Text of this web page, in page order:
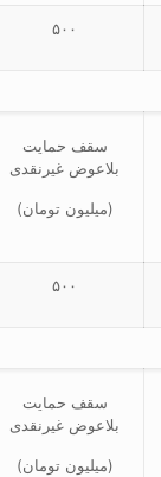
۵۰۰
سقف حمایت
بلاعوض غیرنقدی
(میلیون تومان)
۵۰۰
سقف حمایت
بلاعوض غیرنقدی
(میلیون تومان)